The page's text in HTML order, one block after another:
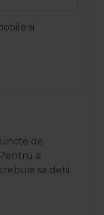
si
de
Pentru a
sa detii